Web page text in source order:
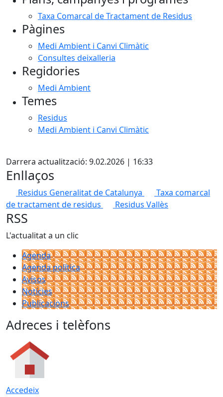
Taxa Comarcal de Tractament de Residus
Pàgines
Medi Ambient i Canvi Climàtic
Consultes deixalleria
Regidories
Medi Ambient
Temes
Residus
Medi Ambient i Canvi Climàtic
Darrera actualització: 9.02.2026 | 16:33
Enllaços
Residus Generalitat de Catalunya
Taxa comarcal
de tractament de residus
Residus Vallès
RSS
L'actualitat a un clic
Agenda
Agenda política
Avisos
Notícies
Publicacions
Adreces i telèfons
Accedeix